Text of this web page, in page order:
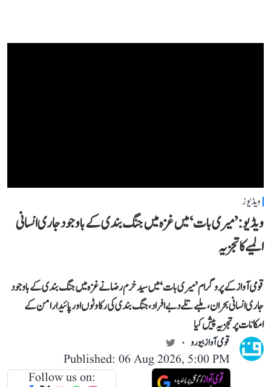
ویڈیوز
ویڈیو: ’میری بات‘ میں غزہ میں جنگ بندی کے باوجود جاری انسانی
المیے کا تجزیہ
قومی آواز کے پروگرام ’میری بات‘ میں سید خرم رضا نے غزہ میں جنگ بندی کے باوجود
جاری انسانی بحران، ملبے تلے دبے افراد، جنگ بندی کی رکاوٹوں اور پائیدار امن کے
امکانات پر تجزیہ پیش کیا
قومی آواز بیورو
Published: 06 Aug 2026, 5:00 PM
Follow us on: